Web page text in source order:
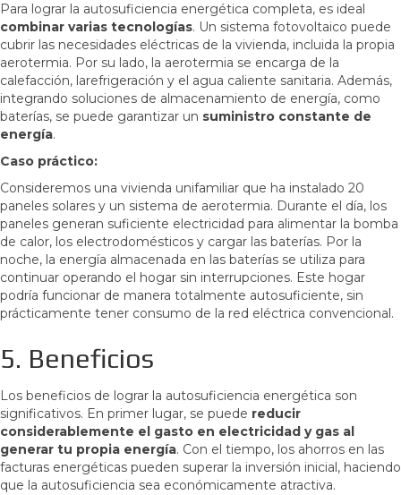
Para lograr la autosuficiencia energética completa, es ideal
combinar varias tecnologías. Un sistema fotovoltaico puede
cubrir las necesidades eléctricas de la vivienda, incluida la propia
aerotermia. Por su lado, la aerotermia se encarga de la
calefacción, larefrigeración y el agua caliente sanitaria. Además,
integrando soluciones de almacenamiento de energía, como
baterías, se puede garantizar un suministro constante de
energía.
Caso práctico:
Consideremos una vivienda unifamiliar que ha instalado 20
paneles solares y un sistema de aerotermia. Durante el día, los
paneles generan suficiente electricidad para alimentar la bomba
de calor, los electrodomésticos y cargar las baterías. Por la
noche, la energía almacenada en las baterías se utiliza para
continuar operando el hogar sin interrupciones. Este hogar
podría funcionar de manera totalmente autosuficiente, sin
prácticamente tener consumo de la red eléctrica convencional.
5. Beneficios
Los beneficios de lograr la autosuficiencia energética son
significativos. En primer lugar, se puede reducir
considerablemente el gasto en electricidad y gas al
generar tu propia energía. Con el tiempo, los ahorros en las
facturas energéticas pueden superar la inversión inicial, haciendo
que la autosuficiencia sea económicamente atractiva.